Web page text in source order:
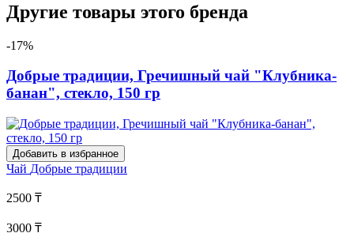
Другие товары этого бренда
-17%
Добрые традиции, Гречишный чай "Клубника-
банан", стекло, 150 гр
Добавить в избранное
Чай Добрые традиции
2500 ₸
3000 ₸